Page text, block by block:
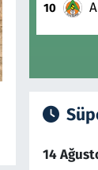
10
14